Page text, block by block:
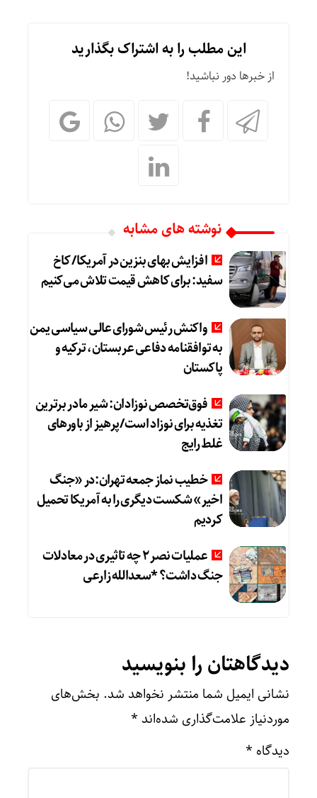
این مطلب را به اشتراک بگذارید
از خبرها دور نباشید!
نوشته های مشابه
افزایش بهای بنزین در آمریکا/ کاخ
سفید: برای کاهش قیمت تلاش می‌کنیم
واکنش رئیس شورای عالی سیاسی یمن
به توافقنامه دفاعی عربستان، ترکیه و
پاکستان
فوق‌تخصص نوزادان: شیر مادر برترین
تغذیه برای نوزاد است/پرهیز از باورهای
غلط رایج
خطیب نماز جمعه تهران:در «جنگ
اخیر» شکست دیگری را به آمریکا تحمیل
کردیم
عملیات نصر ۲ چه تاثیری در معادلات
جنگ داشت؟ *سعدالله زارعی
دیدگاهتان را بنویسید
نشانی ایمیل شما منتشر نخواهد شد. بخش‌های
موردنیاز علامت‌گذاری شده‌اند *
دیدگاه *